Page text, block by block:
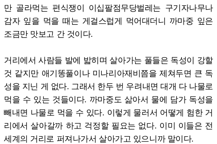
만 골라먹는 편식쟁이 이십팔점무당벌레는 구기자나무나
감자 잎을 먹을 때는 게걸스럽게 먹어대더니 까마중 잎은
조금만 맛보고 간 것이다.
거리에서 사람들 발에 밟히며 살아가는 풀들은 독성이 강할
것 같지만 애기똥풀이나 미나리아재비쯤을 제쳐두면 큰 독
성을 지닌 게 없다. 그래서 한두 번 우려내면 대개 다 나물로
먹을 수 있는 것들이다. 까마중도 삶아서 물에 담가 독성을
빼내면 나물로 먹을 수 있다. 이렇게 물러서 어떻게 험한 거
리에서 살아갈까 하고 걱정할 필요는 없다. 이미 이들은 전
세계의 거리로 퍼져나가서 살아가고 있으니까 말이다.